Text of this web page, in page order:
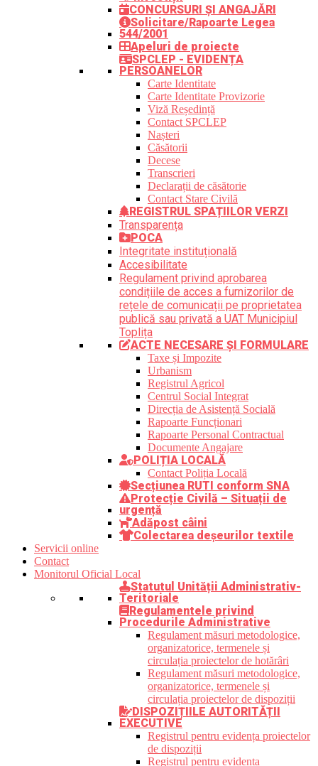
CONCURSURI ȘI ANGAJĂRI
Solicitare/Rapoarte Legea
544/2001
Apeluri de proiecte
SPCLEP - EVIDENȚA
PERSOANELOR
Carte Identitate
Carte Identitate Provizorie
Viză Reședință
Contact SPCLEP
Nașteri
Căsătorii
Decese
Transcrieri
Declarații de căsătorie
Contact Stare Civilă
REGISTRUL SPAȚIILOR VERZI
Transparența
POCA
Integritate instituțională
Accesibilitate
Regulament privind aprobarea
condițiile de acces a furnizorilor de
rețele de comunicații pe proprietatea
publică sau privată a UAT Municipiul
Toplița
ACTE NECESARE ȘI FORMULARE
Taxe și Impozite
Urbanism
Registrul Agricol
Centrul Social Integrat
Direcția de Asistență Socială
Rapoarte Funcționari
Rapoarte Personal Contractual
Documente Angajare
POLIȚIA LOCALĂ
Contact Poliția Locală
Secțiunea RUTI conform SNA
Protecție Civilă – Situații de
urgență
Adăpost câini
Colectarea deșeurilor textile
Servicii online
Contact
Monitorul Oficial Local
Statutul Unității Administrativ-
Teritoriale
Regulamentele privind
Procedurile Administrative
Regulament măsuri metodologice,
organizatorice, termenele și
circulația proiectelor de hotărâri
Regulament măsuri metodologice,
organizatorice, termenele și
circulația proiectelor de dispoziții
DISPOZIȚIILE AUTORITĂȚII
EXECUTIVE
Registrul pentru evidența proiectelor
de dispoziții
Registrul pentru evidența